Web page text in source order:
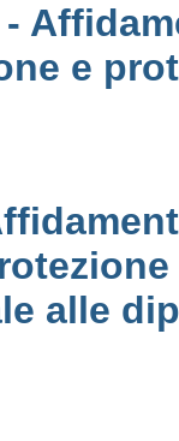
-
e
alle